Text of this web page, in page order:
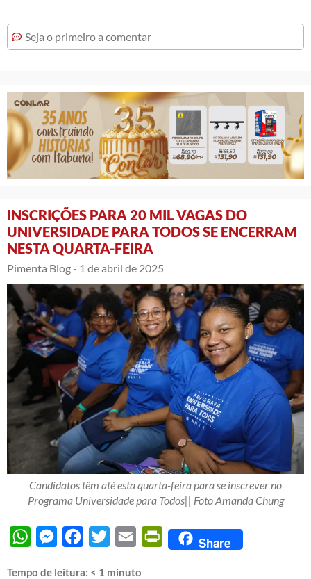
Seja o primeiro a comentar
INSCRIÇÕES PARA 20 MIL VAGAS DO
UNIVERSIDADE PARA TODOS SE ENCERRAM
NESTA QUARTA-FEIRA
Pimenta Blog - 1 de abril de 2025
Candidatos têm até esta quarta-feira para se inscrever no
Programa Universidade para Todos|| Foto Amanda Chung
WhatsAppMessengerFacebook
Twitter Email PrintFriendly
Share
Tempo de leitura: < 1 minuto